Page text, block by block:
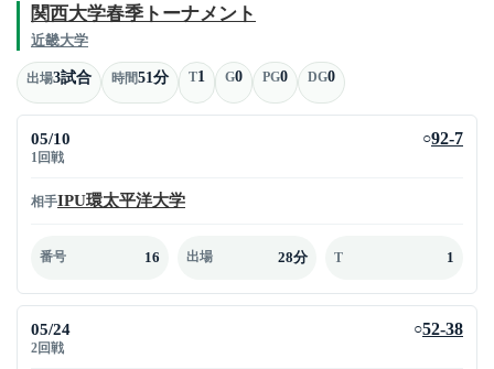
関西大学春季トーナメント
近畿大学
出場3試合 時間51分 T1 G0 PG0 DG0
05/10
1回戦
○92-7
相手IPU環太平洋大学
番号 16 出場 28分 T 1
05/24
2回戦
○52-38